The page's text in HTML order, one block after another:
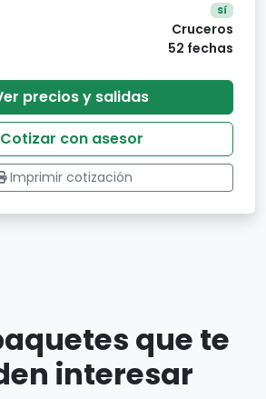
Sí
Cruceros
52 fechas
precios y salidas
Cotizar con asesor
Imprimir cotización
que te
interesar